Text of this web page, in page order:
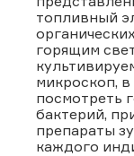
топливный
горящим
микроскоп,
посмотреть
бактерий,
препараты
каждого